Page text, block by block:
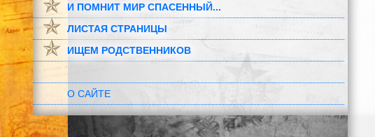
И ПОМНИТ МИР СПАСЕННЫЙ...
ЛИСТАЯ СТРАНИЦЫ
ИЩЕМ РОДСТВЕННИКОВ
О САЙТЕ